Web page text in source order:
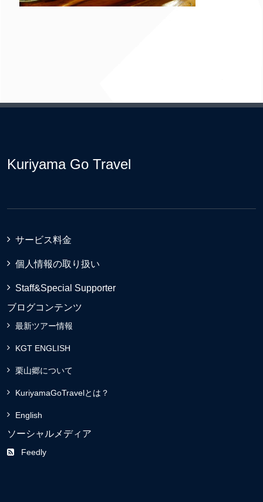
Kuriyama Go Travel
サービス料金
個人情報の取り扱い
Staff&Special Supporter
ブログコンテンツ
最新ツアー情報
KGT ENGLISH
栗山郷について
KuriyamaGoTravelとは？
English
ソーシャルメディア
Feedly